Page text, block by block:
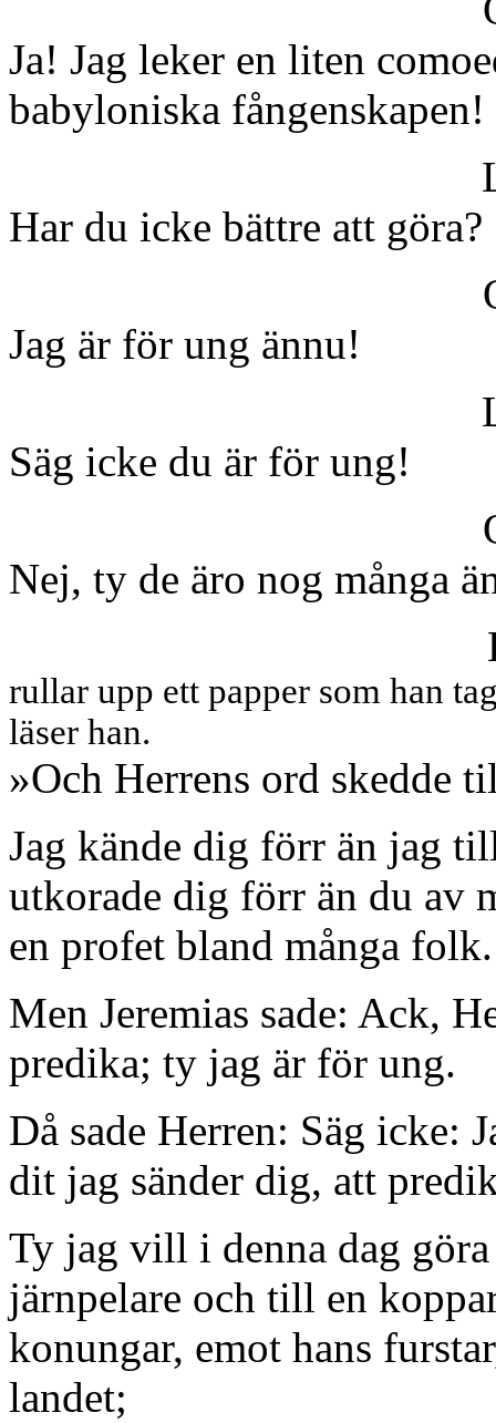
Ja! Jag leker en liten
babyloniska fångenskapen!
Har du icke bättre att
Jag är för ung ännu!
Säg icke du är för ung!
Nej, ty de äro nog många
rullar upp ett papper som han
läser han.
»Och Herrens ord skedde
Jag kände dig förr än jag
utkorade dig förr än du av
en profet bland många folk.
Men Jeremias sade: Ack,
predika; ty jag är för ung.
Då sade Herren: Säg icke:
dit jag sänder dig, att
Ty jag vill i denna dag
järnpelare och till en
konungar, emot hans
landet;